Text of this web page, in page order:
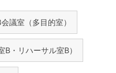
議室（多目的室）
・リハーサル室B）